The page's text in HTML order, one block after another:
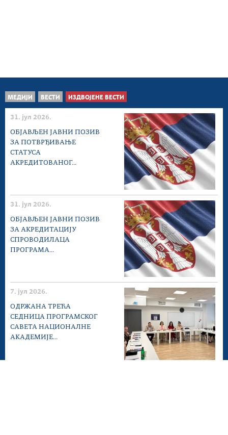
МЕДИЈИ ВЕСТИ ИЗДВОЈЕНЕ ВЕСТИ
31. јул 2026.
ОБЈАВЉЕН ЈАВНИ ПОЗИВ
ЗА ПОТВРЂИВАЊЕ
СТАТУСА
АКРЕДИТОВАНОГ...
31. јул 2026.
ОБЈАВЉЕН ЈАВНИ ПОЗИВ
ЗА АКРЕДИТАЦИЈУ
СПРОВОДИЛАЦА
ПРОГРАМА...
7. јул 2026.
ОДРЖАНА ТРЕЋА
СЕДНИЦА ПРОГРАМСКОГ
САВЕТА НАЦИОНАЛНЕ
АКАДЕМИЈЕ...